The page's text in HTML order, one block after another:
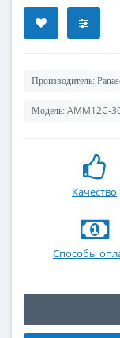
Производитель:
Модель: AMM12C-
Качество
Способы